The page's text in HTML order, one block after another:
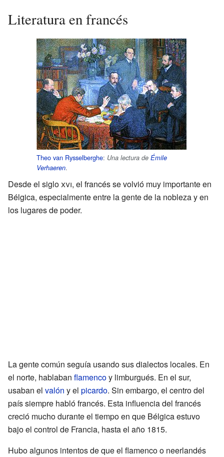
Literatura en francés
Theo van Rysselberghe: Una lectura de Émile
Verhaeren.
Desde el sigloxvi, el francés se volvió muy importante en
Bélgica, especialmente entre la gente de la nobleza y en
los lugares de poder.
La gente común seguía usando sus dialectos locales. En
el norte, hablaban flamencoy limburgués. En el sur,
usaban el valón y el picardo. Sin embargo, el centro del
país siempre habló francés. Esta influencia del francés
creció mucho durante el tiempo en que Bélgica estuvo
bajo el control de Francia, hasta el año 1815.
Hubo algunos intentos de que el flamenco o neerlandés